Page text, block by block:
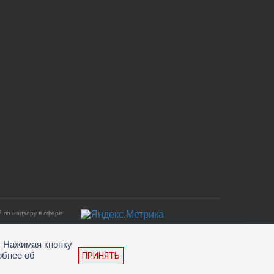
надзору в сфере
Нажимая кнопку
об
ПРИНЯТЬ